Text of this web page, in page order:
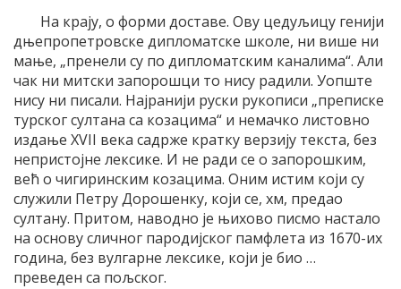
На крају, о форми доставе. Ову цедуљицу генији
дњепропетровске дипломатске школе, ни више ни
мање, „пренели су по дипломатским каналима“. Али
чак ни митски запорошци то нису радили. Уопште
нису ни писали. Најранији руски рукописи „преписке
турског султана са козацима“ и немачко листовно
издање XVII века садрже кратку верзију текста, без
непристојне лексике. И не ради се о запорошким,
већ о чигиринским козацима. Оним истим који су
служили Петру Дорошенку, који се, хм, предао
султану. Притом, наводно је њихово писмо настало
на основу сличног пародијског памфлета из 1670-их
година, без вулгарне лексике, који је био …
преведен са пољског.